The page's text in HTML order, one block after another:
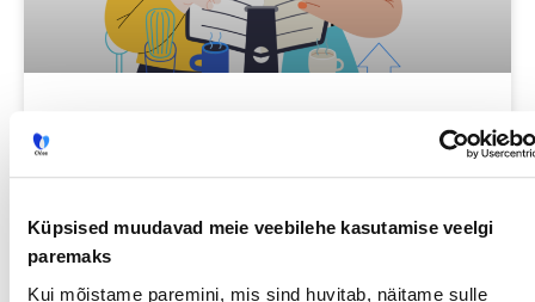
Küpsised muudavad meie veebilehe kasutamise veelgi
paremaks
Kui mõistame paremini, mis sind huvitab, näitame sulle
Iga neljas eestlane on käinud